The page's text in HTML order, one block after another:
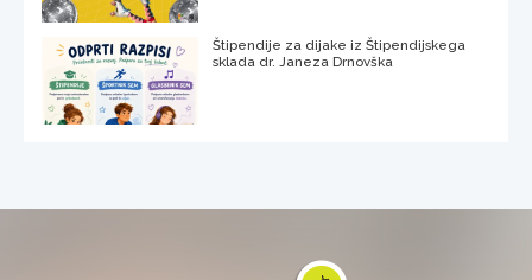
Štipendije za dijake iz Štipendijskega
sklada dr. Janeza Drnovška